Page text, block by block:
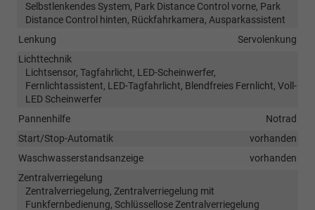
Selbstlenkendes System, Park Distance Control vorne, Park
Distance Control hinten, Rückfahrkamera, Ausparkassistent
Lenkung
Servolenkung
Lichttechnik
Lichtsensor, Tagfahrlicht, LED-Scheinwerfer,
Fernlichtassistent, LED-Tagfahrlicht, Blendfreies Fernlicht, Voll-
LED Scheinwerfer
Pannenhilfe
Notrad
Start/Stop-Automatik
vorhanden
Waschwasserstandsanzeige
vorhanden
Zentralverriegelung
Zentralverriegelung, Zentralverriegelung mit
Funkfernbedienung, Schlüssellose Zentralverriegelung